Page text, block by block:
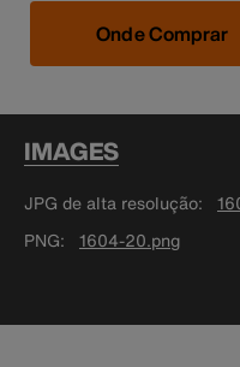
Onde Comprar
IMAGES
JPG de alta resolução
PNG
1604-20.png